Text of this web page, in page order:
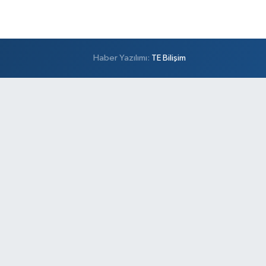
Haber Yazılımı: TE Bilişim